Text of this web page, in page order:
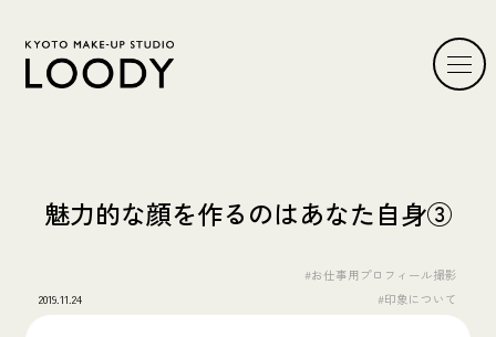
魅力的な顔を作るのはあなた自身③
2019.11.24
#お仕事用プロフィール撮影
#印象について